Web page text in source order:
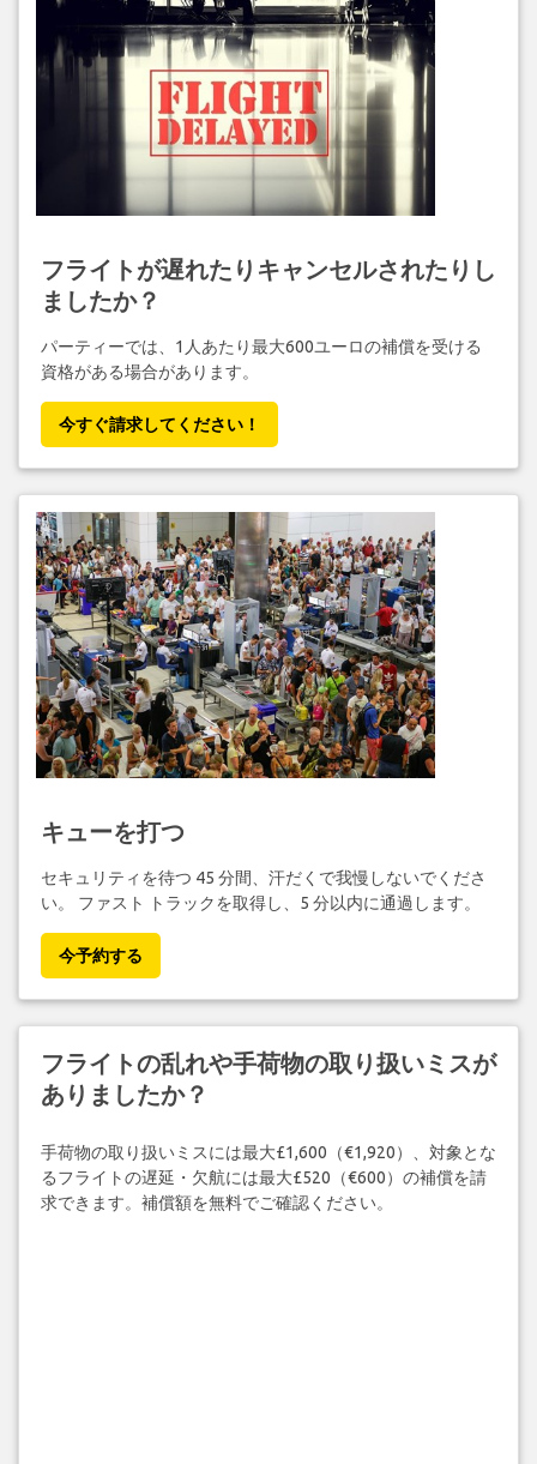
フライトが遅れたりキャンセルされたりし
ましたか？
パーティーでは、1人あたり最大600ユーロの補償を受ける
資格がある場合があります。
今すぐ請求してください！
キューを打つ
セキュリティを待つ 45 分間、汗だくで我慢しないでくださ
い。 ファスト トラックを取得し、5 分以内に通過します。
今予約する
フライトの乱れや手荷物の取り扱いミスが
ありましたか？
手荷物の取り扱いミスには最大£1,600（€1,920）、対象とな
るフライトの遅延・欠航には最大£520（€600）の補償を請
求できます。補償額を無料でご確認ください。